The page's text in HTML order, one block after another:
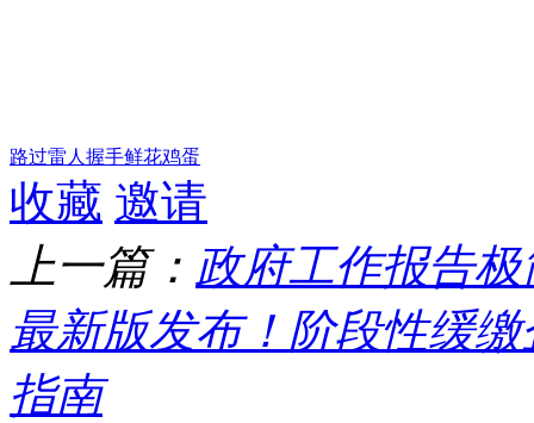
路过雷人 握手鲜花鸡蛋
收藏 邀请
上一篇： 政府工作报告
最新版发布！阶段性缓
指南